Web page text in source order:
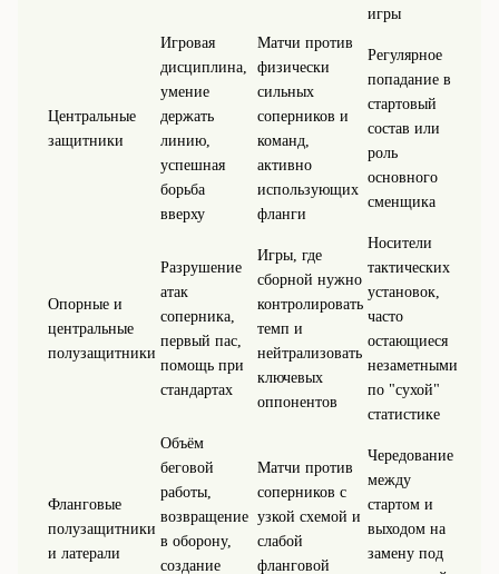
игры
Центральные
защитники
Игровая
дисциплина,
умение
держать
линию,
успешная
борьба
вверху
Матчи против
физически
сильных
соперников и
команд,
активно
использующих
фланги
Регулярное
попадание в
стартовый
состав или
роль
основного
сменщика
Опорные и
центральные
полузащитники
Разрушение
атак
соперника,
первый пас,
помощь при
стандартах
Игры, где
сборной нужно
контролировать
темп и
нейтрализовать
ключевых
оппонентов
Носители
тактических
установок,
часто
остающиеся
незаметными
по "сухой"
статистике
Фланговые
полузащитники
и латерали
Объём
беговой
работы,
возвращение
в оборону,
создание
Матчи против
соперников с
узкой схемой и
слабой
фланговой
Чередование
между
стартом и
выходом на
замену под